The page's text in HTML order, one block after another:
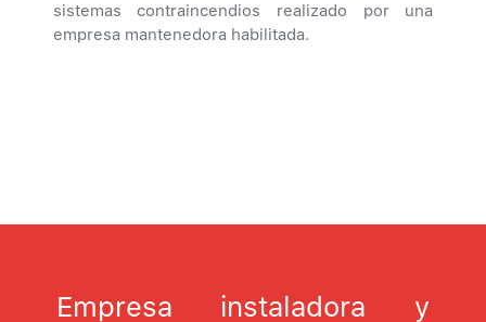
sistemas contraincendios realizado por una
empresa mantenedora habilitada.
Empresa instaladora y